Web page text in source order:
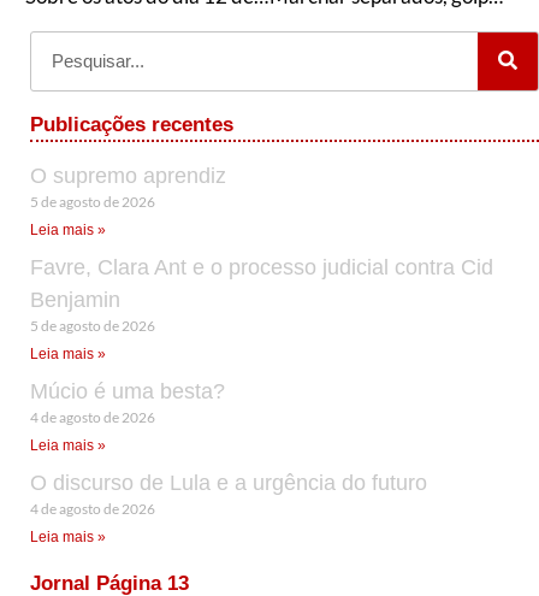
Publicações recentes
O supremo aprendiz
5 de agosto de 2026
Leia mais »
Favre, Clara Ant e o processo judicial contra Cid
Benjamin
5 de agosto de 2026
Leia mais »
Múcio é uma besta?
4 de agosto de 2026
Leia mais »
O discurso de Lula e a urgência do futuro
4 de agosto de 2026
Leia mais »
Jornal Página 13